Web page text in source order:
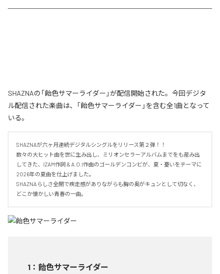
SHAZNAの「飴色サマーライダー」が配信開始された。今回デジタ
ル配信された楽曲は、「飴色サマーライダー」を含む全1曲となって
いる。
SHAZNAが六ヶ月連続デジタルシングルをリリース第２弾！！
数々の大ヒット曲を世に生み出し、ミリオンセラーアルバムまでをも産み出
してきた、IZAM作詞 & A.O.I作曲のゴールデンコンビが、夏・憂いをテーマに
2026年の夏曲を仕上げました。
SHAZNAらしさ全開で疾走感がありながらも胸の奥がキュンとして切なく、
どこか懐かしい青春の一曲。
1 ： 飴色サマーライダー